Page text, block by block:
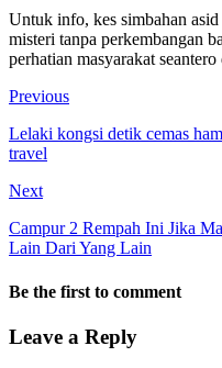
Untuk info, kes simbahan
misteri tanpa perkembangan
perhatian masyarakat seantero
Previous
Lelaki kongsi detik cemas
travel
Next
Campur 2 Rempah Ini Jika
Lain Dari Yang Lain
Be the first to comment
Leave a Reply